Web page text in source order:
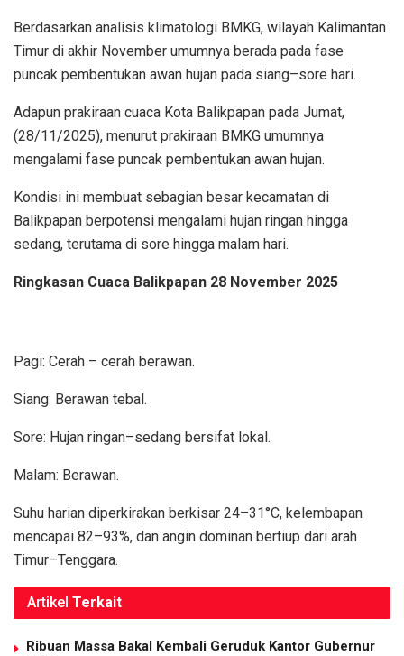
Berdasarkan analisis klimatologi BMKG, wilayah Kalimantan
Timur di akhir November umumnya berada pada fase
puncak pembentukan awan hujan pada siang–sore hari.
Adapun prakiraan cuaca Kota Balikpapan pada Jumat,
(28/11/2025), menurut prakiraan BMKG umumnya
mengalami fase puncak pembentukan awan hujan.
Kondisi ini membuat sebagian besar kecamatan di
Balikpapan berpotensi mengalami hujan ringan hingga
sedang, terutama di sore hingga malam hari.
Ringkasan Cuaca Balikpapan 28 November 2025
Pagi: Cerah – cerah berawan.
Siang: Berawan tebal.
Sore: Hujan ringan–sedang bersifat lokal.
Malam: Berawan.
Suhu harian diperkirakan berkisar 24–31°C, kelembapan
mencapai 82–93%, dan angin dominan bertiup dari arah
Timur–Tenggara.
Artikel Terkait
Ribuan Massa Bakal Kembali Geruduk Kantor Gubernur